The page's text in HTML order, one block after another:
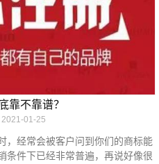
靠不靠谱？
01-25
，经常会被客户问到你们的商标能
条件下已经非常普遍，再说好像很